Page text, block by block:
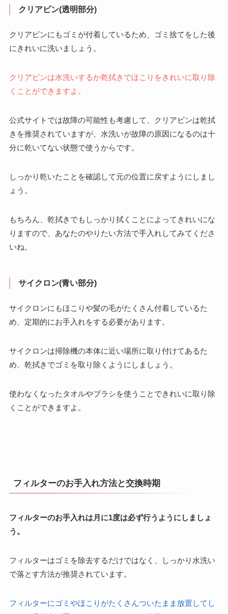
クリアビン(透明部分)
クリアビンにもゴミが付着しているため、ゴミ捨てをした後
にきれいに洗いましょう。
クリアビンは水洗いするか乾拭きでほこりをきれいに取り除
くことができますよ。
公式サイトでは故障の可能性も考慮して、クリアビンは乾拭
きを推奨されていますが、水洗いが故障の原因になるのは十
分に乾いてない状態で使うからです。
しっかり乾いたことを確認して元の位置に戻すようにしまし
ょう。
もちろん、乾拭きでもしっかり拭くことによってきれいにな
りますので、あなたのやりたい方法で手入れしてみてくださ
いね。
サイクロン(青い部分)
サイクロンにもほこりや髪の毛がたくさん付着しているた
め、定期的にお手入れをする必要があります。
サイクロンは掃除機の本体に近い場所に取り付けてあるた
め、乾拭きでゴミを取り除くようにしましょう。
使わなくなったタオルやブラシを使うことできれいに取り除
くことができますよ。
フィルターのお手入れ方法と交換時期
フィルターのお手入れは月に1度は必ず行うようにしましょ
う。
フィルターはゴミを除去するだけではなく、しっかり水洗い
で落とす方法が推奨されています。
フィルターにゴミやほこりがたくさんついたまま放置してし